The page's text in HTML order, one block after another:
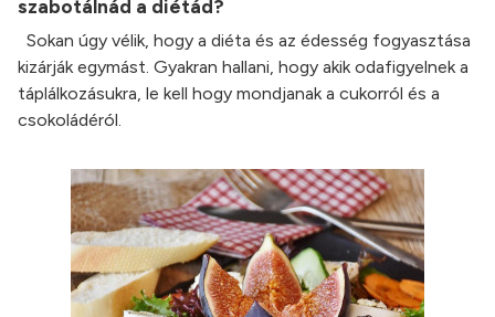
szabotálnád a diétád?
Sokan úgy vélik, hogy a diéta és az édesség fogyasztása
kizárják egymást. Gyakran hallani, hogy akik odafigyelnek a
táplálkozásukra, le kell hogy mondjanak a cukorról és a
csokoládéról.